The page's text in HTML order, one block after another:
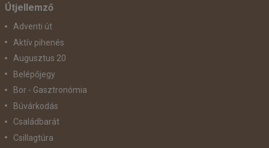
Útjellemző
Adventi út
Aktív pihenés
Augusztus 20
Belépőjegy
Bor - Gasztronómia
Búvárkodás
Családbarát
Csillagtúra